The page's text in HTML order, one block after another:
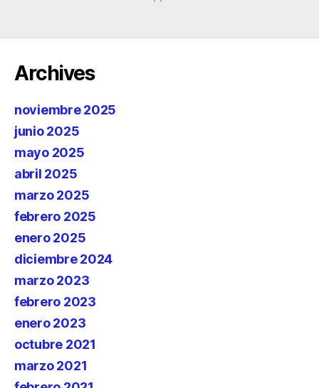
Archives
noviembre 2025
junio 2025
mayo 2025
abril 2025
marzo 2025
febrero 2025
enero 2025
diciembre 2024
marzo 2023
febrero 2023
enero 2023
octubre 2021
marzo 2021